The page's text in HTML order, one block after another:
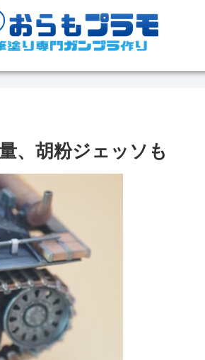
、胡粉ジェッソも